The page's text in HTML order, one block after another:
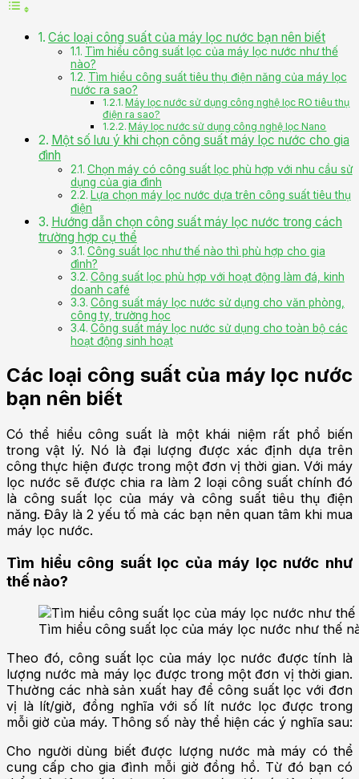
Các loại công suất của máy lọc nước bạn nên biết
Tìm hiểu công suất lọc của máy lọc nước như thế
nào?
Tìm hiểu công suất tiêu thụ điện năng của máy lọc
nước ra sao?
Máy lọc nước sử dụng công nghệ lọc RO tiêu thụ
điện ra sao?
Máy lọc nước sử dụng công nghệ lọc Nano
Một số lưu ý khi chọn công suất máy lọc nước cho gia
đình
Chọn máy có công suất lọc phù hợp với nhu cầu sử
dụng của gia đình
Lựa chọn máy lọc nước dựa trên công suất tiêu thụ
điện
Hướng dẫn chọn công suất máy lọc nước trong cách
trường hợp cụ thể
Công suất lọc như thế nào thì phù hợp cho gia
đình?
Công suất lọc phù hợp với hoạt động làm đá, kinh
doanh café
Công suất máy lọc nước sử dụng cho văn phòng,
công ty, trường học
Công suất máy lọc nước sử dụng cho toàn bộ các
hoạt động sinh hoạt
Các loại công suất của máy lọc nước
bạn nên biết
Có thể hiểu công suất là một khái niệm rất phổ biến
trong vật lý. Nó là đại lượng được xác định dựa trên
công thực hiện được trong một đơn vị thời gian. Với máy
lọc nước sẽ được chia ra làm 2 loại công suất chính đó
là công suất lọc của máy và công suất tiêu thụ điện
năng. Đây là 2 yếu tố mà các bạn nên quan tâm khi mua
máy lọc nước.
Tìm hiểu công suất lọc của máy lọc nước như
thế nào?
Tìm hiểu công suất lọc của máy lọc nước như thế
Theo đó, công suất lọc của máy lọc nước được tính là
lượng nước mà máy lọc được trong một đơn vị thời gian.
Thường các nhà sản xuất hay để công suất lọc với đơn
vị là lít/giờ, đồng nghĩa với số lít nước lọc được trong
mỗi giờ của máy. Thông số này thể hiện các ý nghĩa sau:
Cho người dùng biết được lượng nước mà máy có thể
cung cấp cho gia đình mỗi giờ đồng hồ. Từ đó bạn có